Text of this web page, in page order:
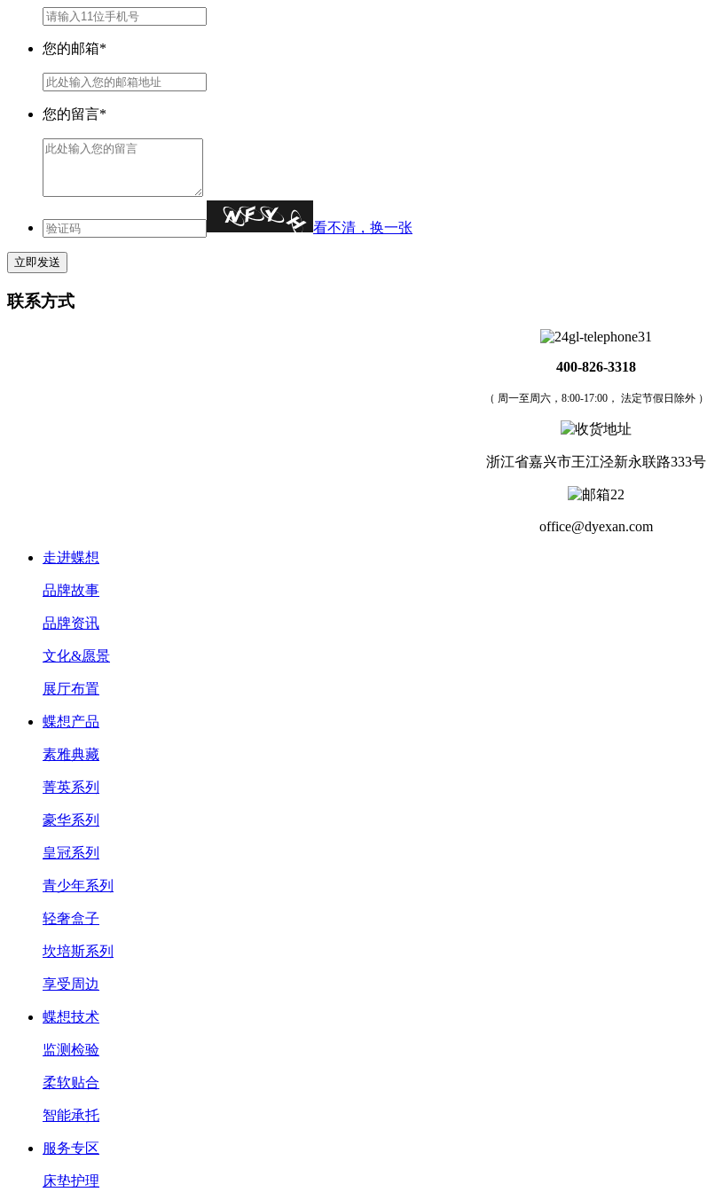
您的邮箱*
您的留言*
看不清，换一张
联系方式
400-826-3318
（ 周一至周六，8:00-17:00， 法定节假日除外 ）
浙江省嘉兴市王江泾新永联路333号
office@dyexan.com
走进蝶想
品牌故事
品牌资讯
文化&愿景
展厅布置
蝶想产品
素雅典藏
菁英系列
豪华系列
皇冠系列
青少年系列
轻奢盒子
坎培斯系列
享受周边
蝶想技术
监测检验
柔软贴合
智能承托
服务专区
床垫护理